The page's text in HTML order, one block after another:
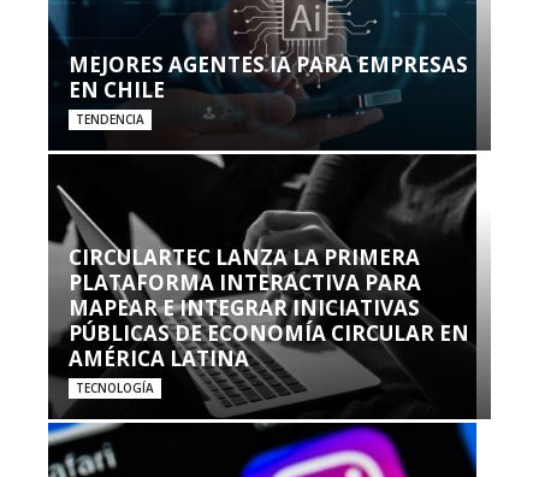
MEJORES AGENTES IA PARA EMPRESAS
EN CHILE
TENDENCIA
CIRCULARTEC LANZA LA PRIMERA
PLATAFORMA INTERACTIVA PARA
MAPEAR E INTEGRAR INICIATIVAS
PÚBLICAS DE ECONOMÍA CIRCULAR EN
AMÉRICA LATINA
TECNOLOGÍA